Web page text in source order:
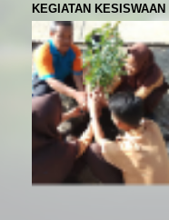
KEGIATAN KESISWAAN